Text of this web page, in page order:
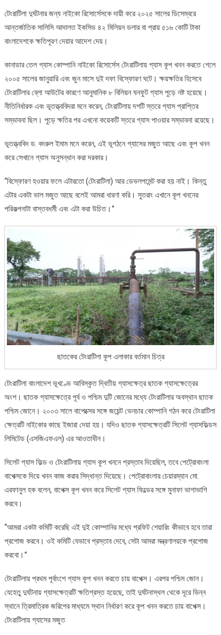
টেংরাটিলা দুর্ঘটনার জন্য নাইকো রিসোর্সেসকে দায়ী করে ২০২৫ সালের ডিসেম্বরে
আন্তর্জাতিক সালিসি আদালত ইকসিড ৪২ মিলিয়ন ডলার বা প্রায় ৫১৬ কোটি টাকা
বাংলাদেশকে ক্ষতিপূরণ দেয়ার আদেশ দেয়।
কানাডার তেল গ্যাস কোম্পানি নাইকো রিসোর্সেস টেংরাটিলায় গ্যাস কূপ খনন করতে গেলে
২০০৫ সালের জানুয়ারি এবং জুন মাসে দুই দফা বিস্ফোরণ ঘটে। ক্ষয়ক্ষতির হিসেবে
টেংরাটিলার ব্লো আউটের কারণে আনুমানিক ৮ বিলিয়ন ঘনফুট গ্যাস পুড়ে নষ্ট হয়েছে।
নীতিনির্ধারক এবং ভূতত্ত্ববিদরা মনে করেন, টেংরাটিলায় দশটি স্তরে গ্যাস প্রাপ্তির
সম্ভাবনা ছিল। পুড়ে ক্ষতির পর এখনো কয়েকটি স্তরে গ্যাস পাওয়ার সম্ভাবনা রয়েছে।
ভূতত্ত্ববিদ ড. বদরুল ইমাম মনে করেন, এই ভূগঠনে গ্যাসের মজুত আছে এবং কূপ খনন
করে সেখানে গ্যাস অনুসন্ধান করা দরকার।
“বিস্ফোরণ হওয়ার ফলে এটারতো (টেংরাটিলা) আর ডেভলপমেন্ট করা হয় নাই। কিন্তু
এটার একটা ভাল মজুত আছে বলেই আমরা ধারণা করি। সুতরাং এখানে কূপ খননের
পরিকল্পনাটা বাস্তবধর্মী এবং এটা করা উচিত।”
ছাতকের টেংরাটিলা কূপ এলাকার বর্তমান চিত্র
টেংরাটিলা বাংলাদেশ ভূখণ্ডে আবিস্কৃত দ্বিতীয় গ্যাসক্ষেত্র ছাতক গ্যাসক্ষেত্রের
অংশ। ছাতক গ্যাসক্ষেত্রে পূর্ব ও পশ্চিম দুটি জোনের মধ্যে টেংরাটিলার অবস্থান ছাতক
পশ্চিম জোনে। ২০০৩ সালে বাপেক্সের সঙ্গে জয়েন্ট ভেনচার কোম্পানি গঠন করে টেংরাটিলা
ক্ষেত্রটি নাইকোর কাছে ইজারা দেয়া হয়। যদিও ছাতক গ্যাসক্ষেত্রটি সিলেট গ্যাসফিল্ডস
লিমিটেড (এসজিএফএল) এর আওতাধীন।
সিলেট গ্যাস ফিল্ড ও টেংরাটিলায় গ্যাস কূপ খননে প্রস্তাব দিয়েছিল, তবে পেট্রোবাংলা
বাপেক্সকে দিয়ে খনন কাজ করার সিদ্ধান্ত দিয়েছে। পেট্রোবাংলার চেয়ারম্যান মো.
এরফানুল হক বলেন, বাপেক্স কূপ খনন করে সিলেট গ্যাস ফিল্ডের সঙ্গে মুনাফা ভাগাভাগি
করবে।
“আমরা একটা কমিটি করেছি এই দুই কোম্পানির মধ্যে প্রফিট শেয়ারিং কীভাবে হবে তারা
প্রপোজ করবে। ওই কমিটি যেভাবে প্রস্তাব দেবে, সেটা আমরা মন্ত্রণালয়কে প্রপোজ
করবো।”
টেংরাটিলায় প্রথম পূর্বাংশে গ্যাস কূপ খনন করতে চায় বাপেক্স। এরপর পশ্চিম জোন।
যেহেতু দুর্ঘটনায় গ্যাসক্ষেত্রটি ক্ষতিগ্রস্ত হয়েছে, তাই দুর্ঘটনাস্থল থেকে দূরে ভিন্ন
স্থানে ত্রিমাত্রিক জরিপের মাধ্যমে স্থান নির্ধারণ করে কূপ খনন করতে চায় বাপেক্স।
টেংরাটিলায় গ্যাসের মজুত